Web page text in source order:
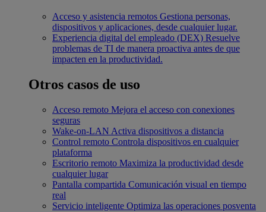
Acceso y asistencia remotos Gestiona personas,
dispositivos y aplicaciones, desde cualquier lugar.
Experiencia digital del empleado (DEX) Resuelve
problemas de TI de manera proactiva antes de que
impacten en la productividad.
Otros casos de uso
Acceso remoto Mejora el acceso con conexiones
seguras
Wake-on-LAN Activa dispositivos a distancia
Control remoto Controla dispositivos en cualquier
plataforma
Escritorio remoto Maximiza la productividad desde
cualquier lugar
Pantalla compartida Comunicación visual en tiempo
real
Servicio inteligente Optimiza las operaciones posventa